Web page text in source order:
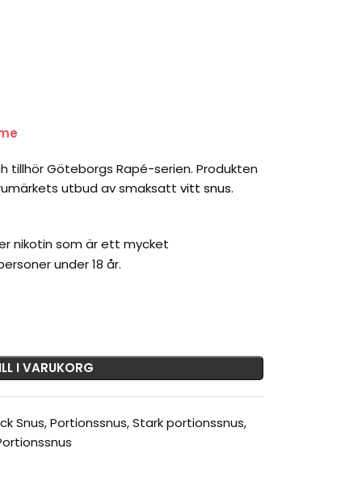
tillhör Göteborgs Rapé-serien. Produkten
utbud av smaksatt vitt snus.
nikotin som är ett mycket
under 18 år.
I VARUKORG
Snus,Portionssnus,Stark portionssnus,